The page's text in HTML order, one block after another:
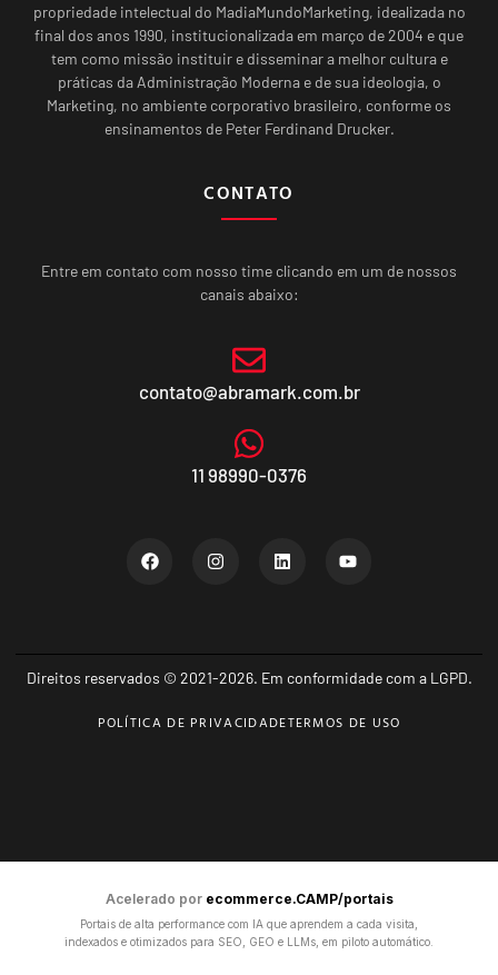
propriedade intelectual do MadiaMundoMarketing, idealizada no
final dos anos 1990, institucionalizada em março de 2004 e que
tem como missão instituir e disseminar a melhor cultura e
práticas da Administração Moderna e de sua ideologia, o
Marketing, no ambiente corporativo brasileiro, conforme os
ensinamentos de Peter Ferdinand Drucker.
CONTATO
Entre em contato com nosso time clicando em um de nossos
canais abaixo:
contato@abramark.com.br
11 98990-0376
Direitos reservados © 2021-2026. Em conformidade com a LGPD.
POLÍTICA DE PRIVACIDADETERMOS DE USO
Acelerado por ecommerce.CAMP/portais
Portais de alta performance com IA que aprendem a cada visita,
indexados e otimizados para SEO, GEO e LLMs, em piloto automático.